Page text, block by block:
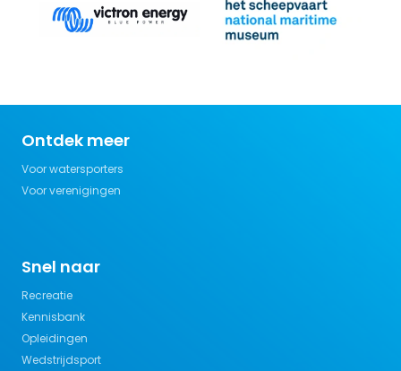
Ontdek meer
Voor watersporters
Voor verenigingen
Snel naar
Recreatie
Kennisbank
Opleidingen
Wedstrijdsport